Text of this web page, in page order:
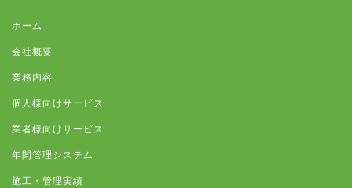
ホーム
会社概要
業務内容
個人様向けサービス
業者様向けサービス
年間管理システム
施工・管理実績